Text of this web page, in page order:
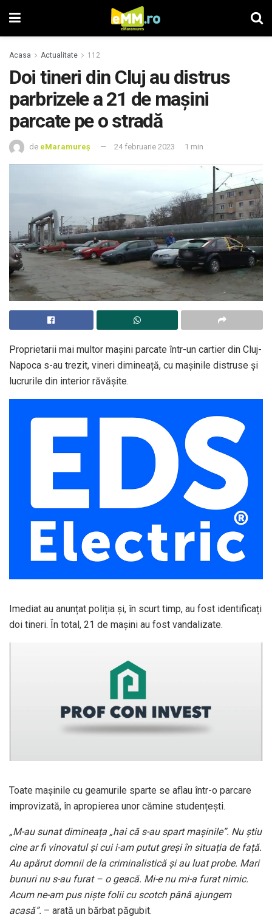
Acasa Actualitate 112
Doi tineri din Cluj au distrus
parbrizele a 21 de maşini
parcate pe o stradă
de eMaramureș 24 februarie 2023 1 min
Proprietarii mai multor mașini parcate într-un cartier din Cluj-
Napoca s-au trezit, vineri dimineață, cu mașinile distruse și
lucrurile din interior răvășite.
Imediat au anunțat poliția și, în scurt timp, au fost identificați
doi tineri. În total, 21 de mașini au fost vandalizate.
Toate mașinile cu geamurile sparte se aflau într-o parcare
improvizată, în apropierea unor cămine studențești.
„M-au sunat dimineața „hai că s-au spart mașinile”. Nu știu
cine ar fi vinovatul și cui i-am putut greși în situația de față.
Au apărut domnii de la criminalistică și au luat probe. Mari
bunuri nu s-au furat – o geacă. Mi-e nu mi-a furat nimic.
Acum ne-am pus niște folii cu scotch până ajungem
acasă”. – arată un bărbat păgubit.